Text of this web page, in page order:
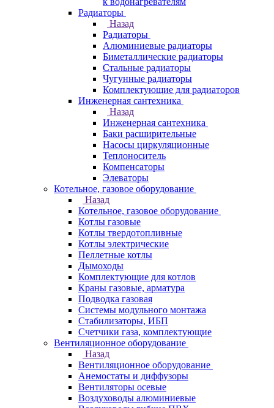
Радиаторы
Назад
Радиаторы
Алюминиевые радиаторы
Биметаллические радиаторы
Стальные радиаторы
Чугунные радиаторы
Комплектующие для радиаторов
Инженерная сантехника
Назад
Инженерная сантехника
Баки расширительные
Насосы циркуляционные
Теплоноситель
Компенсаторы
Элеваторы
Котельное, газовое оборудование
Назад
Котельное, газовое оборудование
Котлы газовые
Котлы твердотопливные
Котлы электрические
Пеллетные котлы
Дымоходы
Комплектующие для котлов
Краны газовые, арматура
Подводка газовая
Системы модульного монтажа
Стабилизаторы, ИБП
Счетчики газа, комплектующие
Вентиляционное оборудование
Назад
Вентиляционное оборудование
Анемостаты и диффузоры
Вентиляторы осевые
Воздуховоды алюминиевые